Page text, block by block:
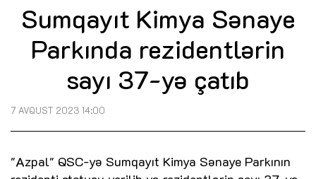
Sumqayıt Kimya Sənaye
Parkında rezidentlərin
sayı 37-yə çatıb
7 AVQUST 2023 14:00
"Azpal" QSC-yə Sumqayıt Kimya Sənaye Parkının